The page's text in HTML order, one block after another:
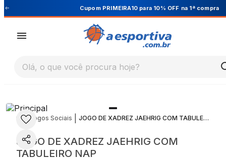
Cupom PRIMEIRA10 para 10% OFF na 1ª compra
Olá, o que você procura hoje?
| Jogos Sociais JOGO DE XADREZ JAEHRIG COM TABULEIRO NAP
JOGO DE XADREZ JAEHRIG COM
TABULEIRO NAP